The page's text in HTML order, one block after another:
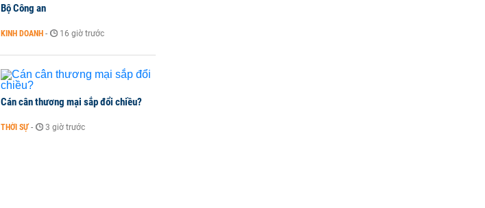
Bộ Công an
KINH DOANH - 16 giờ trước
Cán cân thương mại sắp đổi chiều?
THỜI SỰ - 3 giờ trước